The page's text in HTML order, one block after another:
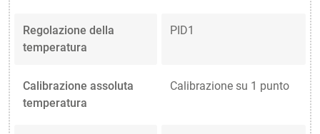
Regolazione della
temperatura
PID1
Calibrazione assoluta
temperatura
Calibrazione su 1 punto